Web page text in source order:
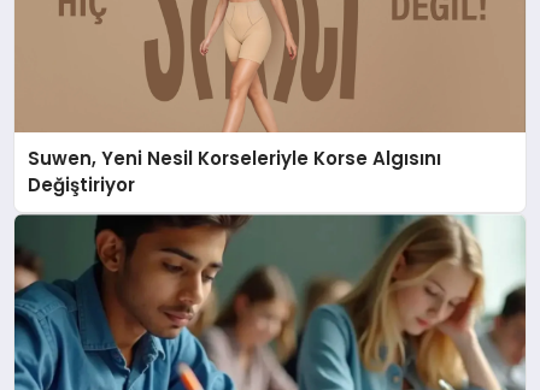
Suwen, Yeni Nesil Korseleriyle Korse Algısını
Değiştiriyor